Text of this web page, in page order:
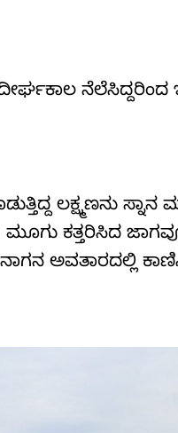
ನೆಲೆಸಿದ್ದರಿಂದ
ಲಕ್ಷ್ಮಣನು
ಕತ್ತರಿಸಿದ ಜಾಗವೂ
ಅವತಾರದಲ್ಲಿ